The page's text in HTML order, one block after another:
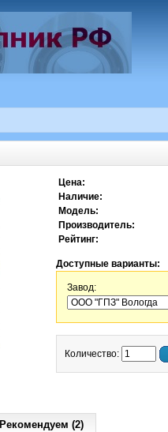
Цена:
Наличие:
Модель:
Производитель:
Рейтинг:
Доступные варианты:
Завод:
Количество:
Рекомендуем (2)